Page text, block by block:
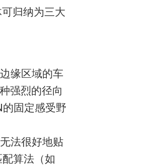
归纳为三大
缘区域的车
强烈的径向
固定感受野
法很好地贴
算法（如